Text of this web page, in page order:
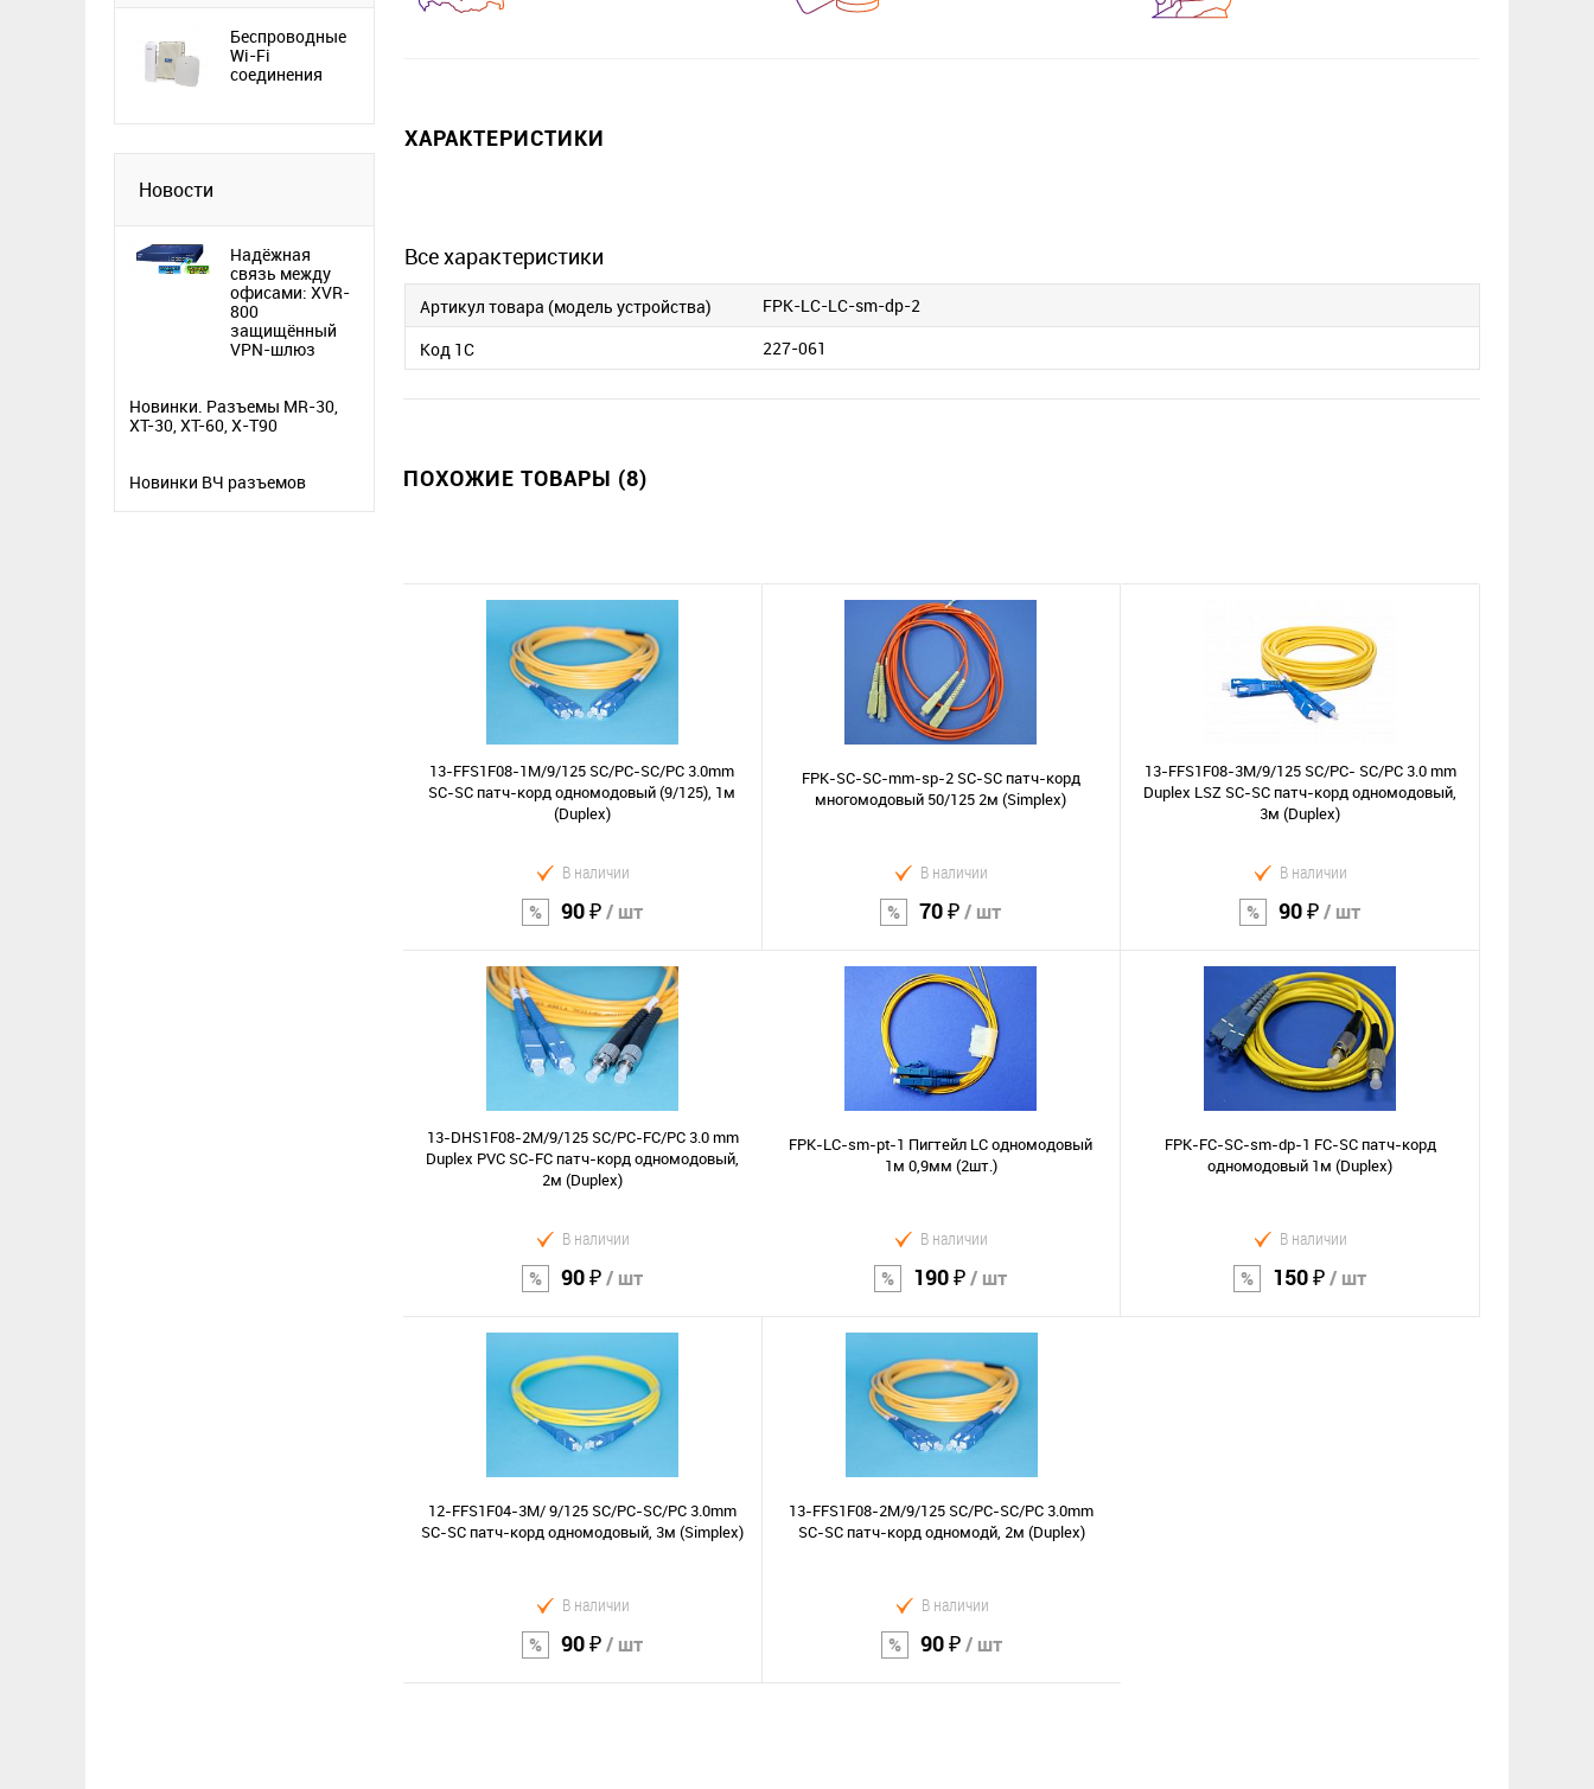
Беспроводные
Wi-Fi
соединения
Новости
Надёжная
связь между
офисами: XVR-
800
защищённый
VPN-шлюз
Новинки. Разъемы MR-30,
XT-30, XT-60, X-T90
Новинки ВЧ разъемов
ХАРАКТЕРИСТИКИ
Все характеристики
Артикул товара (модель устройства)
FPK-LC-LC-sm-dp-2
Код 1С
227-061
ПОХОЖИЕ ТОВАРЫ (8)
13-FFS1F08-1M/9/125 SC/PC-SC/PC 3.0mm
SC-SC патч-корд одномодовый (9/125), 1м
(Duplex)
В наличии
90 ₽/ шт
В корзину
FPK-SC-SC-mm-sp-2 SC-SC патч-корд
многомодовый 50/125 2м (Simplex)
В наличии
70 ₽/ шт
В корзину
13-FFS1F08-3M/9/125 SC/PC- SC/PC 3.0 mm
Duplex LSZ SC-SC патч-корд одномодовый,
3м (Duplex)
В наличии
90 ₽/ шт
В корзину
Сравнение
13-DHS1F08-2M/9/125 SC/PC-FC/PC 3.0 mm
Duplex PVC SC-FC патч-корд одномодовый,
2м (Duplex)
В наличии
90 ₽/ шт
В корзину
FPK-LC-sm-pt-1 Пигтейл LC одномодовый
1м 0,9мм (2шт.)
В наличии
190 ₽/ шт
В корзину
FPK-FC-SC-sm-dp-1 FC-SC патч-корд
одномодовый 1м (Duplex)
В наличии
150 ₽/ шт
12-FFS1F04-3M/ 9/125 SC/PC-SC/PC 3.0mm
SC-SC патч-корд одномодовый, 3м (Simplex)
В наличии
90 ₽/ шт
13-FFS1F08-2M/9/125 SC/PC-SC/PC 3.0mm
SC-SC патч-корд одномодй, 2м (Duplex)
В наличии
90 ₽/ шт